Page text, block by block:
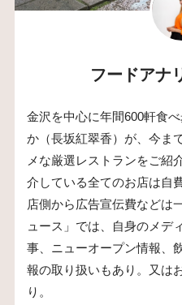
フードアナ
金沢を中心に年間600軒食
か（長坂紅翠香）が、今ま
メな厳選レストランをご紹
介している全てのお店は自
店側から広告宣伝費などは
ュース」では、自身のメデ
事、ニューオープン情報、
報の取り扱いもあり。又は
り。